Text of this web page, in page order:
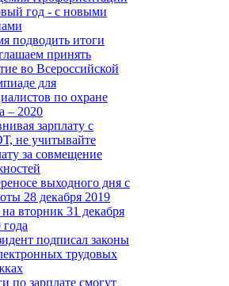
год - с новыми
подводить итоги
принять
во Всероссийской
для
по охране
– 2020
зарплату с
не учитывайте
за совмещение
выходного дня с
28 декабря 2019
на вторник 31 декабря
года
подписал законы
трудовых
по зарплате смогут